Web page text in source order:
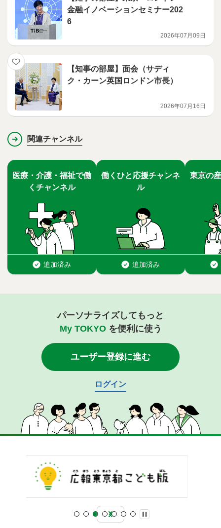
金融イノベーションセミナー202
6
2026年07月09日
【知事の部屋】面会（サディ
ク・カーン英国ロンドン市長）
2026年07月16日
関連チャンネル
パーソナライズしてもっと
My TOKYOを便利に使う
ユーザー登録に進む
ログイン